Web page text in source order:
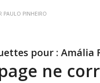
PAULO PINHEIRO
pour : Amália
ne